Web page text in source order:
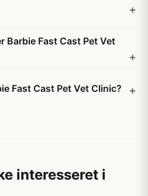
Barbie Fast Cast Pet Vet
Fast Cast Pet Vet Clinic?
interesseret i